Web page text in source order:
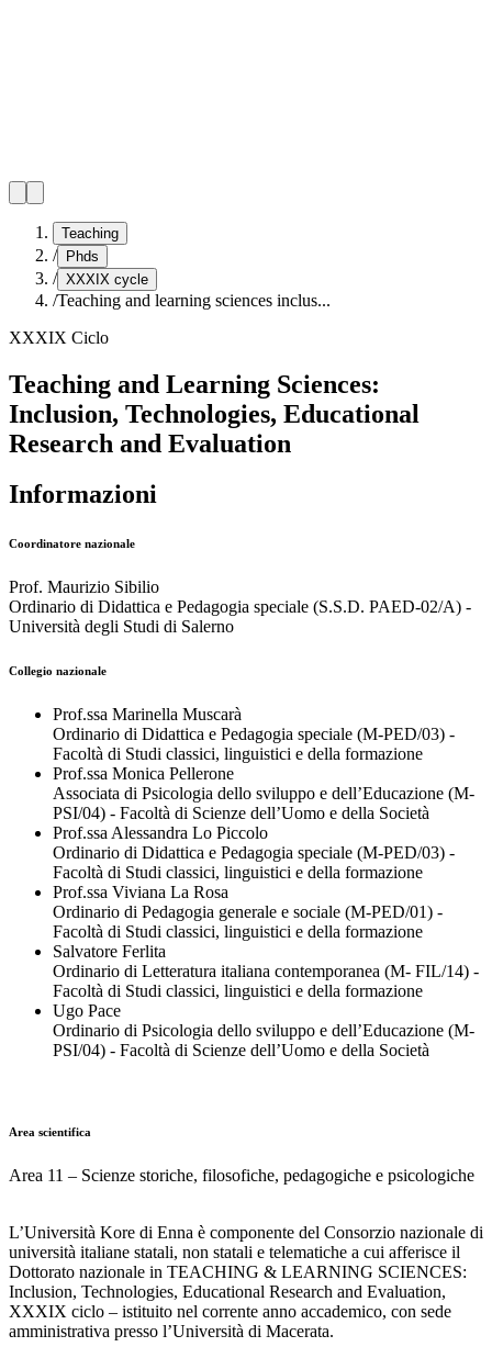
Teaching
/ Phds
/ XXXIX cycle
/Teaching and learning sciences inclus...
XXXIX Ciclo
Teaching and Learning Sciences:
Inclusion, Technologies, Educational
Research and Evaluation
Informazioni
Coordinatore nazionale
Prof. Maurizio Sibilio
Ordinario di Didattica e Pedagogia speciale (S.S.D. PAED-02/A) -
Università degli Studi di Salerno
Collegio nazionale
Prof.ssa Marinella Muscarà
Ordinario di Didattica e Pedagogia speciale (M-PED/03) -
Facoltà di Studi classici, linguistici e della formazione
Prof.ssa Monica Pellerone
Associata di Psicologia dello sviluppo e dell’Educazione (M-
PSI/04) - Facoltà di Scienze dell’Uomo e della Società
Prof.ssa Alessandra Lo Piccolo
Ordinario di Didattica e Pedagogia speciale (M-PED/03) -
Facoltà di Studi classici, linguistici e della formazione
Prof.ssa Viviana La Rosa
Ordinario di Pedagogia generale e sociale (M-PED/01) -
Facoltà di Studi classici, linguistici e della formazione
Salvatore Ferlita
Ordinario di Letteratura italiana contemporanea (M- FIL/14) -
Facoltà di Studi classici, linguistici e della formazione
Ugo Pace
Ordinario di Psicologia dello sviluppo e dell’Educazione (M-
PSI/04) - Facoltà di Scienze dell’Uomo e della Società
Area scientifica
Area 11 – Scienze storiche, filosofiche, pedagogiche e psicologiche
L’Università Kore di Enna è componente del Consorzio nazionale di
università italiane statali, non statali e telematiche a cui afferisce il
Dottorato nazionale in TEACHING & LEARNING SCIENCES:
Inclusion, Technologies, Educational Research and Evaluation,
XXXIX ciclo – istituito nel corrente anno accademico, con sede
amministrativa presso l’Università di Macerata.